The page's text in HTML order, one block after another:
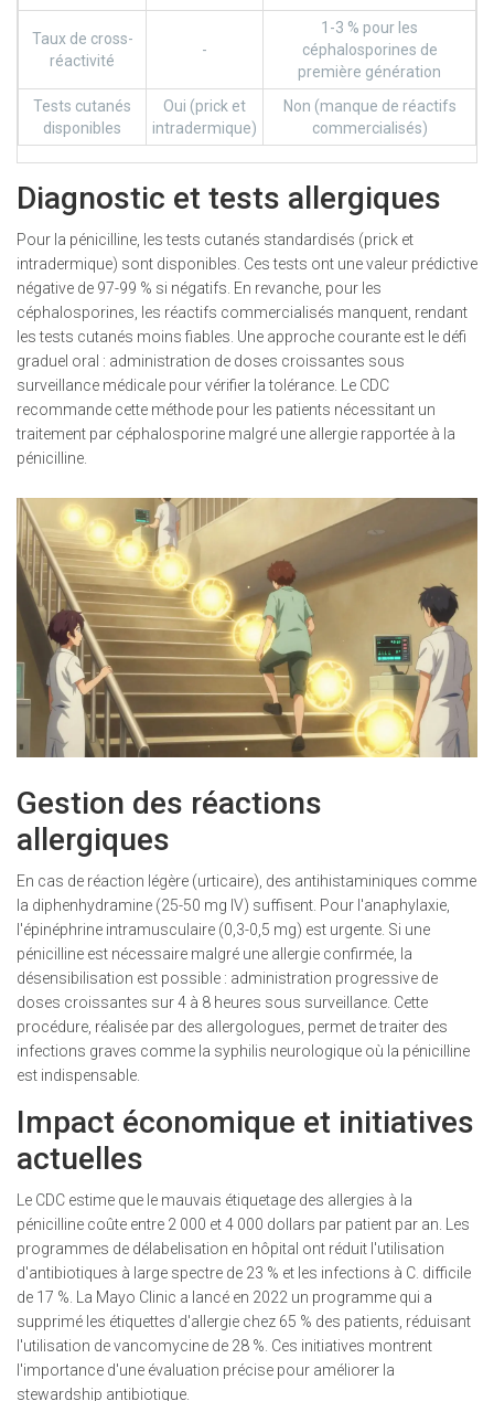
Taux de cross-
réactivité
-
1-3 % pour les
céphalosporines de
première génération
Tests cutanés
disponibles
Oui (prick et
intradermique)
Non (manque de réactifs
commercialisés)
Diagnostic et tests allergiques
Pour la pénicilline, les tests cutanés standardisés (prick et
intradermique) sont disponibles. Ces tests ont une valeur prédictive
négative de 97-99 % si négatifs. En revanche, pour les
céphalosporines, les réactifs commercialisés manquent, rendant
les tests cutanés moins fiables. Une approche courante est le défi
graduel oral : administration de doses croissantes sous
surveillance médicale pour vérifier la tolérance. Le CDC
recommande cette méthode pour les patients nécessitant un
traitement par céphalosporine malgré une allergie rapportée à la
pénicilline.
Gestion des réactions
allergiques
En cas de réaction légère (urticaire), des antihistaminiques comme
la diphenhydramine (25-50 mg IV) suffisent. Pour l'anaphylaxie,
l'épinéphrine intramusculaire (0,3-0,5 mg) est urgente. Si une
pénicilline est nécessaire malgré une allergie confirmée, la
désensibilisation est possible : administration progressive de
doses croissantes sur 4 à 8 heures sous surveillance. Cette
procédure, réalisée par des allergologues, permet de traiter des
infections graves comme la syphilis neurologique où la pénicilline
est indispensable.
Impact économique et initiatives
actuelles
Le CDC estime que le mauvais étiquetage des allergies à la
pénicilline coûte entre 2 000 et 4 000 dollars par patient par an. Les
programmes de délabelisation en hôpital ont réduit l'utilisation
d'antibiotiques à large spectre de 23 % et les infections à C. difficile
de 17 %. La Mayo Clinic a lancé en 2022 un programme qui a
supprimé les étiquettes d'allergie chez 65 % des patients, réduisant
l'utilisation de vancomycine de 28 %. Ces initiatives montrent
l'importance d'une évaluation précise pour améliorer la
stewardship antibiotique.